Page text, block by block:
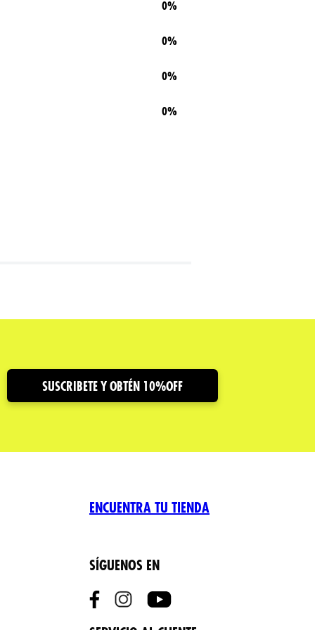
0%
0%
0%
0%
SUSCRIBETE Y OBTÉN 10%OFF
ENCUENTRA TU TIENDA
SÍGUENOS EN